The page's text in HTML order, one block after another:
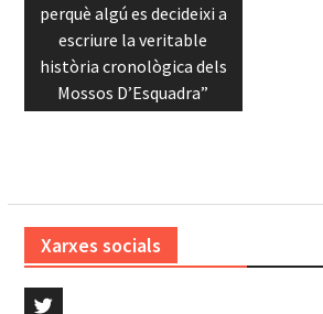
perquè algú es decideixi a
escriure la veritable
història cronològica dels
Mossos D’Esquadra”
Xarxes socials